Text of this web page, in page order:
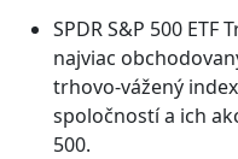
SPDR S&P 500 ETF
najviac
trhovo-vážený
spoločností a ich
500.